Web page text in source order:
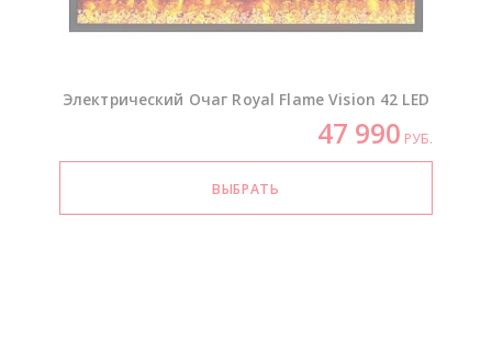
Электрический Очаг Royal Flame Vision 42 LED
47 990 РУБ.